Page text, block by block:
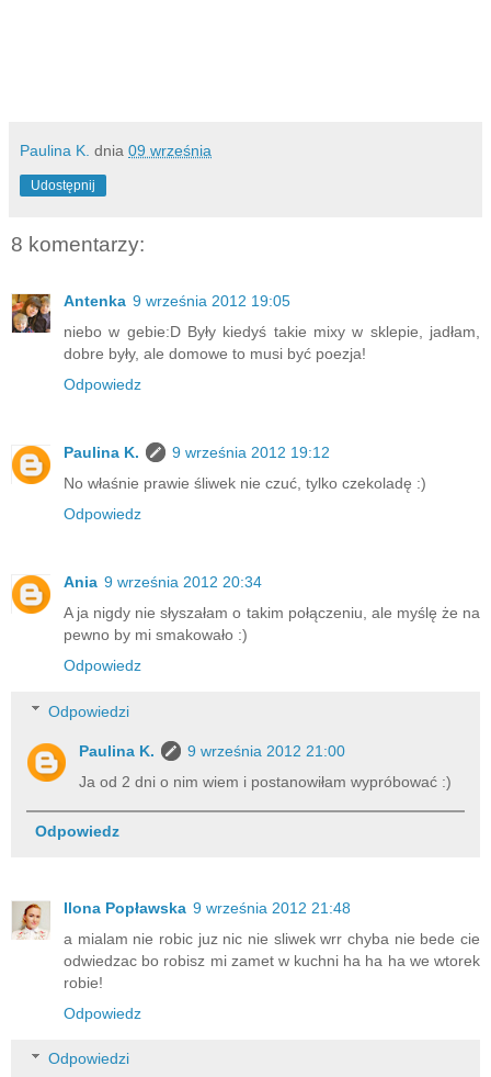
Paulina K. dnia 09 września
Udostępnij
8 komentarzy:
Antenka 9 września 2012 19:05
niebo w gebie:D Były kiedyś takie mixy w sklepie, jadłam,
dobre były, ale domowe to musi być poezja!
Odpowiedz
Paulina K.
9 września 2012 19:12
No właśnie prawie śliwek nie czuć, tylko czekoladę :)
Odpowiedz
Ania 9 września 2012 20:34
A ja nigdy nie słyszałam o takim połączeniu, ale myślę że na
pewno by mi smakowało :)
Odpowiedz
Odpowiedzi
Paulina K.
9 września 2012 21:00
Ja od 2 dni o nim wiem i postanowiłam wypróbować :)
Odpowiedz
Ilona Popławska 9 września 2012 21:48
a mialam nie robic juz nic nie sliwek wrr chyba nie bede cie
odwiedzac bo robisz mi zamet w kuchni ha ha ha we wtorek
robie!
Odpowiedz
Odpowiedzi